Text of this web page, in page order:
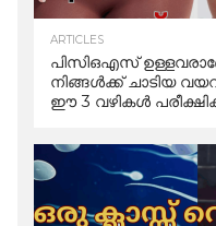
ARTICLES
പിസിഒഎസ്
നിങ്ങൾക്ക് ചാടിയ
ഈ 3 വഴികൾ